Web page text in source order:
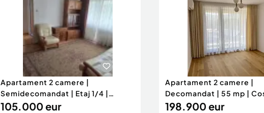
Apartament 2 camere |
Semidecomandat | Etaj 1/4 |
Centrul Civic
105.000 eur
Apartament 2 camere |
Decomandat | 55 mp |
Rise
198.900 eur